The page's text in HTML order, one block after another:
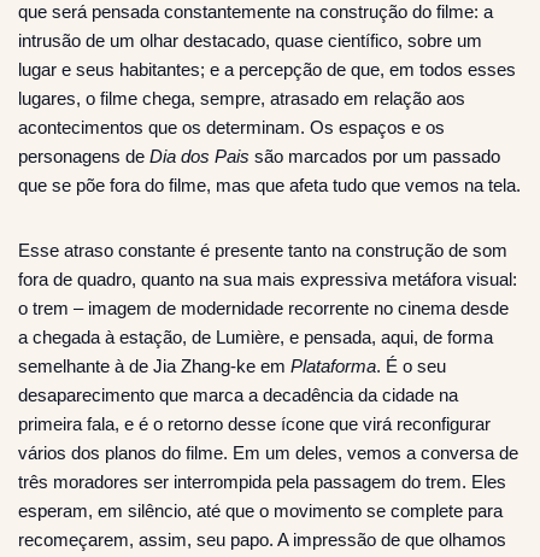
que será pensada constantemente na construção do filme: a
intrusão de um olhar destacado, quase científico, sobre um
lugar e seus habitantes; e a percepção de que, em todos esses
lugares, o filme chega, sempre, atrasado em relação aos
acontecimentos que os determinam. Os espaços e os
personagens de Dia dos Pais são marcados por um passado
que se põe fora do filme, mas que afeta tudo que vemos na tela.
Esse atraso constante é presente tanto na construção de som
fora de quadro, quanto na sua mais expressiva metáfora visual:
o trem – imagem de modernidade recorrente no cinema desde
a chegada à estação, de Lumière, e pensada, aqui, de forma
semelhante à de Jia Zhang-ke em Plataforma. É o seu
desaparecimento que marca a decadência da cidade na
primeira fala, e é o retorno desse ícone que virá reconfigurar
vários dos planos do filme. Em um deles, vemos a conversa de
três moradores ser interrompida pela passagem do trem. Eles
esperam, em silêncio, até que o movimento se complete para
recomeçarem, assim, seu papo. A impressão de que olhamos